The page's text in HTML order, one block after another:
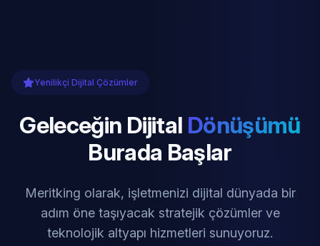
Yenilikçi Dijital Çözümler
Geleceğin Dijital Dönüşümü
Burada Başlar
Meritking olarak, işletmenizi dijital dünyada bir
adım öne taşıyacak stratejik çözümler ve
teknolojik altyapı hizmetleri sunuyoruz.